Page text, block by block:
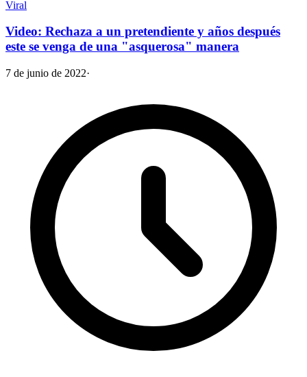
Viral
Video: Rechaza a un pretendiente y años después
este se venga de una "asquerosa" manera
7 de junio de 2022·